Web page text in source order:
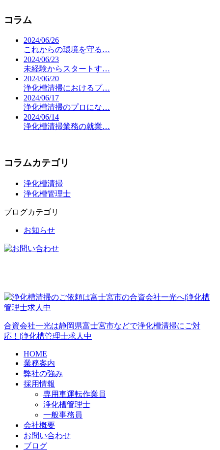
コラム
2024/06/26
これからの環境を守る…
2024/06/23
未経験からスタートす…
2024/06/20
浄化槽清掃におけるプ…
2024/06/17
浄化槽清掃のプロにな…
2024/06/14
浄化槽清掃業務の就業…
コラムカテゴリ
浄化槽清掃
浄化槽管理士
ブログカテゴリ
お知らせ
合資会社一光は静岡県富士宮市などで浄化槽清掃にご対
応！|浄化槽管理士求人中
HOME
業務案内
弊社の強み
採用情報
専用車運転作業員
浄化槽管理士
一般事務員
会社概要
お問い合わせ
ブログ